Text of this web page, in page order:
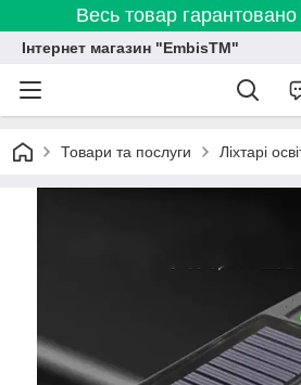
Весь товар гарантовано
Інтернет магазин "EmbisTM"
Товари та послуги Ліхтарі